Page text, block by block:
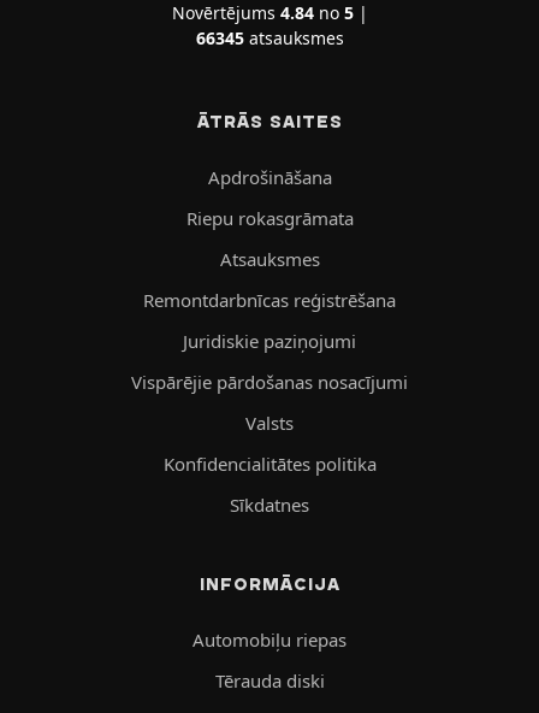
Novērtējums 4.84no 5|
66345atsauksmes
ĀTRĀS SAITES
Apdrošināšana
Riepu rokasgrāmata
Atsauksmes
Remontdarbnīcas reģistrēšana
Juridiskie paziņojumi
Vispārējie pārdošanas nosacījumi
Valsts
Konfidencialitātes politika
Sīkdatnes
INFORMĀCIJA
Automobiļu riepas
Tērauda diski